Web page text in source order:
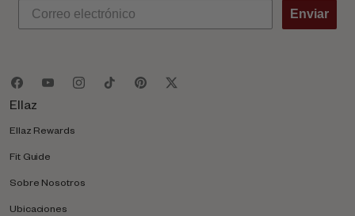
Enviar
Ellaz
Ellaz Rewards
Fit Guide
Sobre Nosotros
Ubicaciones